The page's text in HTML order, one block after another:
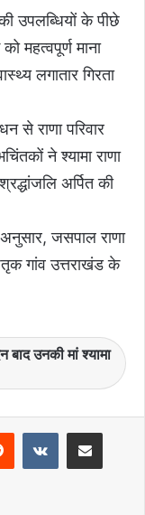
उपलब्धियों के पीछे
महत्वपूर्ण माना
लगातार गिरता
से राणा परिवार
ने श्यामा राणा
अर्पित की
अनुसार, जसपाल राणा
गांव उत्तराखंड के
उनकी मां श्यामा